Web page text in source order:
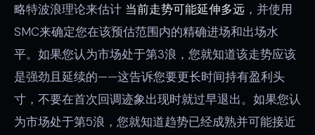
略特波浪理论来估计 当前走势可能延伸多远 ，并使用
SMC来确定您在该预估范围内的精确进场和出场水
平。如果您认为市场处于第3浪，您就知道该走势应该
是强劲且延续的——这告诉您要更长时间持有盈利头
寸，不要在首次回调迹象出现时就过早退出。如果您认
为市场处于第5浪，您就知道趋势已经成熟并可能接近